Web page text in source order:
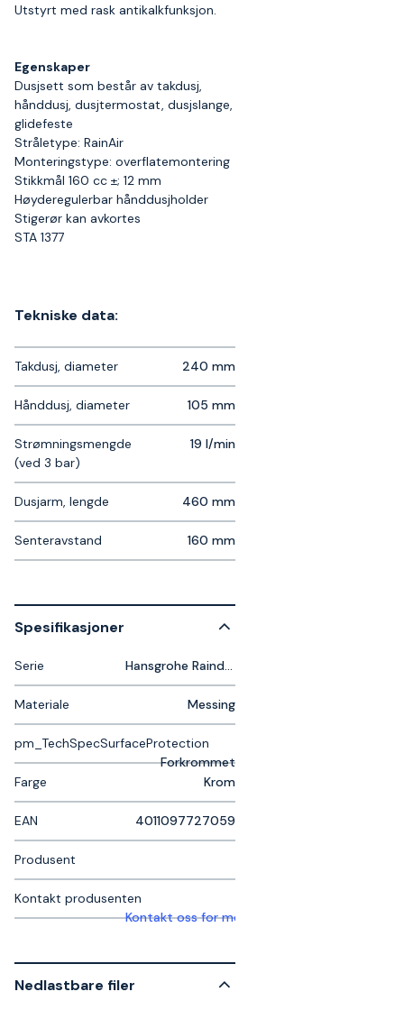
Utstyrt med rask antikalkfunksjon.
Egenskaper
Dusjsett som består av takdusj,
hånddusj, dusjtermostat, dusjslange,
glidefeste
Stråletype: RainAir
Monteringstype: overflatemontering
Stikkmål 160 cc ±; 12 mm
Høyderegulerbar hånddusjholder
Stigerør kan avkortes
STA 1377
Tekniske data:
Takdusj, diameter 240 mm
Hånddusj, diameter 105 mm
Strømningsmengde
(ved 3 bar)
19 l/min
Dusjarm, lengde 460 mm
Senteravstand 160 mm
Spesifikasjoner
Serie Hansgrohe Raindance
Materiale Messing
pm_TechSpecSurfaceProtection
Forkrommet
Farge
Krom
EAN 4011097727059
Produsent
Kontakt produsenten
Kontakt oss for mer informasjon
Nedlastbare filer